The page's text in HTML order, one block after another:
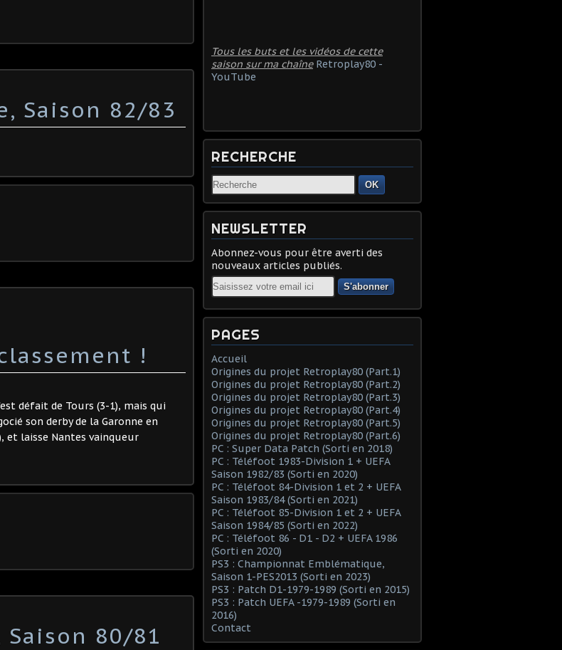
Saison 82/83
!
défait de Tours (3-1), mais qui
son derby de la Garonne en
et laisse Nantes vainqueur
80/81
Tous les buts et les vidéos de cette
saison sur ma chaîne Retroplay80 -
YouTube
RECHERCHE
OK
NEWSLETTER
Abonnez-vous pour être averti des
nouveaux articles publiés.
Email
PAGES
Accueil
Origines du projet Retroplay80 (Part.1)
Origines du projet Retroplay80 (Part.2)
Origines du projet Retroplay80 (Part.3)
Origines du projet Retroplay80 (Part.4)
Origines du projet Retroplay80 (Part.5)
Origines du projet Retroplay80 (Part.6)
PC : Super Data Patch (Sorti en 2018)
PC : Téléfoot 1983-Division 1 + UEFA
Saison 1982/83 (Sorti en 2020)
PC : Téléfoot 84-Division 1 et 2 + UEFA
Saison 1983/84 (Sorti en 2021)
PC : Téléfoot 85-Division 1 et 2 + UEFA
Saison 1984/85 (Sorti en 2022)
PC : Téléfoot 86 - D1 - D2 + UEFA 1986
(Sorti en 2020)
PS3 : Championnat Emblématique,
Saison 1-PES2013 (Sorti en 2023)
PS3 : Patch D1-1979-1989 (Sorti en 2015)
PS3 : Patch UEFA -1979-1989 (Sorti en
2016)
Contact